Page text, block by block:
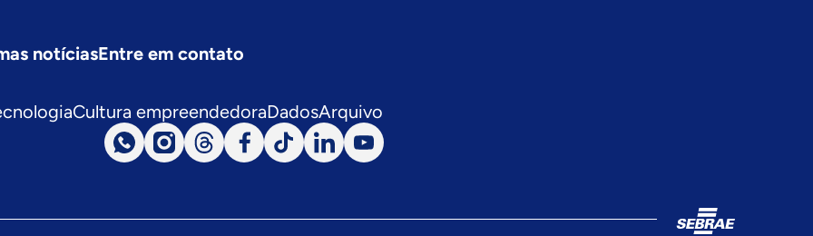
notíciasEntre em contato
Cultura empreendedoraDadosArquivo